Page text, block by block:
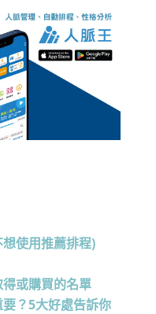
使用推薦排程)
或購買的名單
？5大好處告訴你